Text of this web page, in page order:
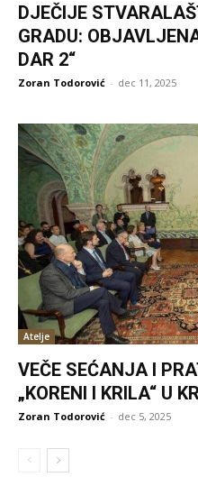
DJEČIJE
GRADU:
DAR 2“
Zoran Todorović - dec 11, 2025
Atelje
VEČE SEĆANJA I
„KORENI I KRILA“ U
Zoran Todorović - dec 5, 2025